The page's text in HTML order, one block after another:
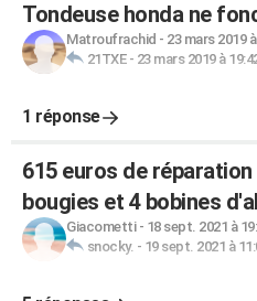
Tondeuse honda ne
Matroufrachid - 23 mars 2019
21TXE- 23 mars 2019 à
1 réponse
615 euros de
bougies et 4 bobines
Giacometti- 18 sept. 2021 à
snocky. - 19 sept. 2021 à